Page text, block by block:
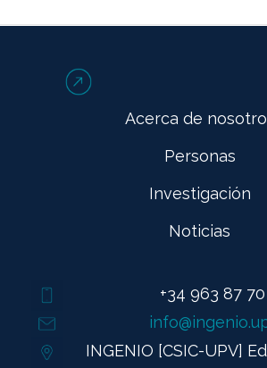
Acerca de
Personas
Investigación
Noticias
+34 963 87
INGENIO [CSIC-UPV]